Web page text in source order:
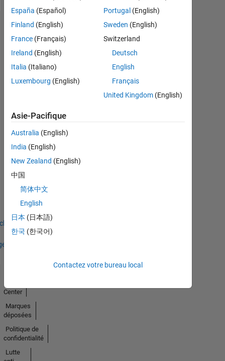
Badges
John
Vargas's
Badges
22 Aug 2018
España (Español)
Finland (English)
France (Français)
Ireland (English)
Italia (Italiano)
Luxembourg (English)
Portugal (English)
Sweden (English)
Switzerland
Deutsch
English
Français
United Kingdom(English)
Asie-Pacifique
Australia (English)
India (English)
New Zealand (English)
中国
简体中文
English
日本 (日本語)
한국 (한국어)
Contactez votre bureau local
Center
Marques
déposées
Politique de
confidentialité
Lutte